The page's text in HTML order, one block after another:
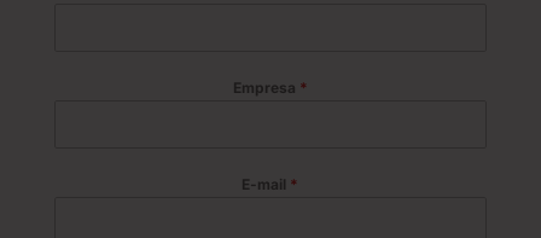
Empresa *
E-mail *